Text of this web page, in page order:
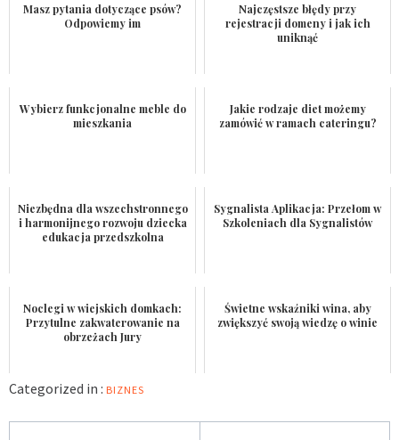
Masz pytania dotyczące psów?
Odpowiemy im
Najczęstsze błędy przy
rejestracji domeny i jak ich
uniknąć
Wybierz funkcjonalne meble do
mieszkania
Jakie rodzaje diet możemy
zamówić w ramach cateringu?
Niezbędna dla wszechstronnego
i harmonijnego rozwoju dziecka
edukacja przedszkolna
Sygnalista Aplikacja: Przełom w
Szkoleniach dla Sygnalistów
Noclegi w wiejskich domkach:
Przytulne zakwaterowanie na
obrzeżach Jury
Świetne wskaźniki wina, aby
zwiększyć swoją wiedzę o winie
Categorized in : BIZNES